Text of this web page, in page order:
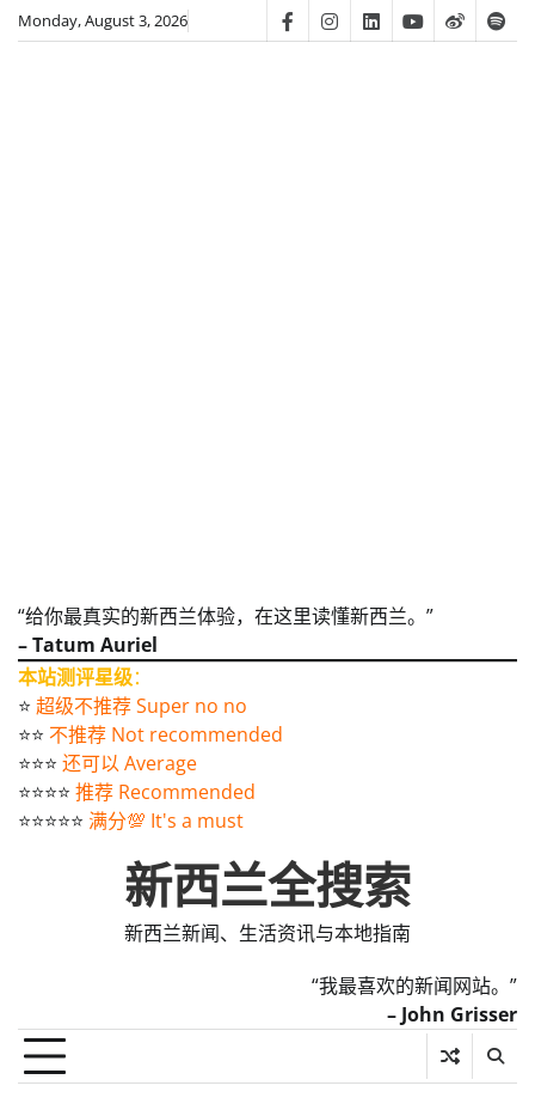
SkipMonday, August 3, 2026 FacebookInstagram
LinkedinYoutube
Weibo
“给你最真实的新西兰体验，在这里读懂新西兰。”
– Tatum Auriel
本站测评星级：
⭐️ 超级不推荐 Super no no
⭐️⭐️ 不推荐 Not recommended
⭐️⭐️⭐️ 还可以 Average
⭐️⭐️⭐️⭐️ 推荐 Recommended
⭐️⭐️⭐️⭐️⭐️ 满分💯 It's a must
新西兰全搜索
新西兰新闻、生活资讯与本地指南
“我最喜欢的新闻网站。”
– John Grisser